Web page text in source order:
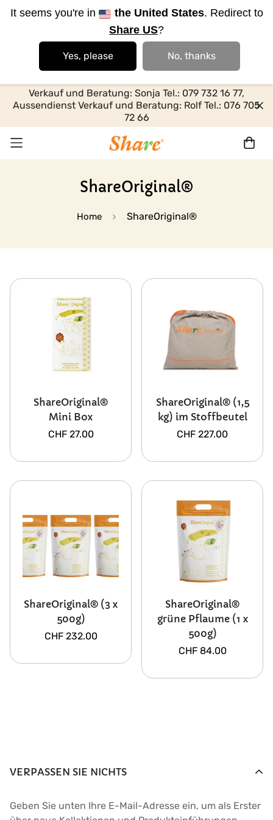
It seems you're in the United States. Redirect to
Share US?
Yes, please No, thanks
Verkauf und Beratung: Sonja Tel.: 079 732 16 77,
Aussendienst Verkauf und Beratung: Rolf Tel.: 076 705
72 66
ShareOriginal®
Home ShareOriginal®
ShareOriginal®
Mini Box
Regulärer
CHF 27.00
ShareOriginal® (1,5
kg) im Stoffbeutel
Regulärer
CHF 227.00
ShareOriginal® (3 x
500g)
Regulärer
CHF 232.00
ShareOriginal®
grüne Pflaume (1 x
500g)
Regulärer
CHF 84.00
VERPASSEN SIE NICHTS
Geben Sie unten Ihre E-Mail-Adresse ein, um als Erster